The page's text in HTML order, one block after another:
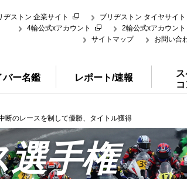
ヂストン 企業サイト
ブリヂストン タイヤサイト
4輪公式xアカウント
2輪公式xアカウント
サイトマップ
お問い合
バー名鑑 レポート/速報
断のレースを制して優勝、タイトル獲得
選手権